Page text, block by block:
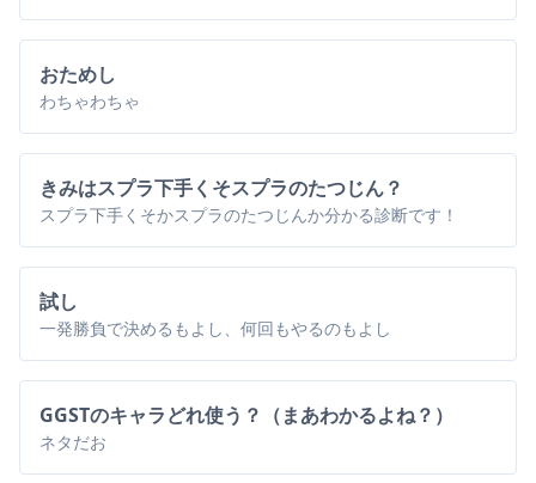
おためし
わちゃわちゃ
きみはスプラ下手くそスプラのたつじん？
スプラ下手くそかスプラのたつじんか分かる診断です！
試し
一発勝負で決めるもよし、何回もやるのもよし
GGSTのキャラどれ使う？（まあわかるよね？）
ネタだお